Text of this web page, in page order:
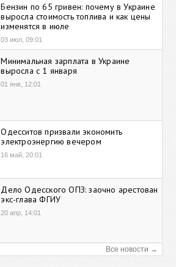
Бензин по 65 гривен: почему в Украине
выросла стоимость топлива и как цены
изменятся в июле
03 июл, 09:01
Минимальная зарплата в Украине
выросла с 1 января
01 янв, 12:01
Одесситов призвали экономить
электроэнергию вечером
16 май, 20:01
Дело Одесского ОПЗ: заочно арестован
экс-глава ФГИУ
20 апр, 14:01
Все новости →